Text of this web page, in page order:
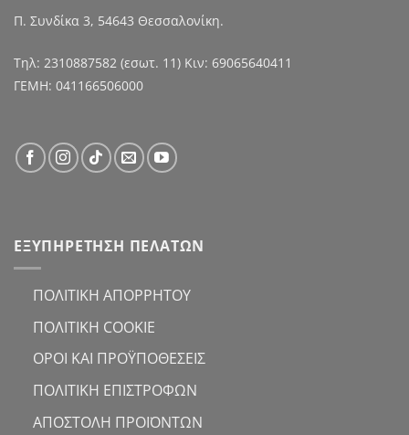
Π. Συνδίκα 3, 54643 Θεσσαλονίκη.
Τηλ: 2310887582 (εσωτ. 11) Κιν: 69065640411
ΓΕΜΗ: 041166506000
ΕΞΥΠΗΡΕΤΗΣΗ ΠΕΛΑΤΩΝ
ΠΟΛΙΤΙΚΗ ΑΠΟΡΡΗΤΟΥ
ΠΟΛΙΤΙΚΗ COOKIE
ΟΡΟΙ ΚΑΙ ΠΡΟΫΠΟΘΕΣΕΙΣ
ΠΟΛΙΤΙΚΗ ΕΠΙΣΤΡΟΦΩΝ
ΑΠΟΣΤΟΛΗ ΠΡΟΪΟΝΤΩΝ